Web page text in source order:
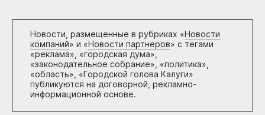
Новости, размещенные в рубриках «Новости
компаний» и «Новости партнеров» с тегами
«реклама», «городская дума»,
«законодательное собрание», «политика»,
«область», «Городской голова Калуги»
публикуются на договорной, рекламно-
информационной основе.